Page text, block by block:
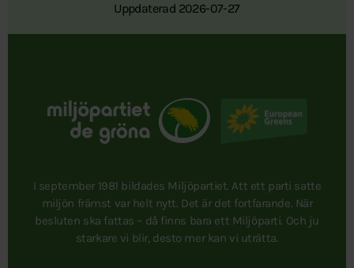
Uppdaterad 2026-07-27
I september 1981 bildades Miljöpartiet. Att ett parti satte
miljön främst var helt nytt. Det är det fortfarande. När
besluten ska fattas – då finns bara ett Miljöparti. Och ju
starkare vi blir, desto mer kan vi uträtta.